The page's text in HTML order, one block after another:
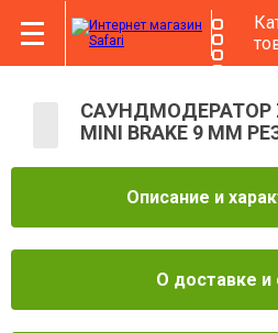
САУНДМОДЕРАТОР
MINI BRAKE 9 ММ
Описание и
О доставке и